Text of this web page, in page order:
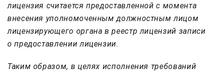
лицензия считается предоставленной с момента
внесения уполномоченным должностным лицом
лицензирующего органа в реестр лицензий записи
о предоставлении лицензии.
Таким образом, в целях исполнения требований